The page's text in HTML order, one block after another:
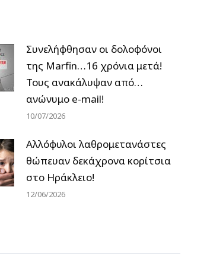
Συνελήφθησαν οι δολοφόνοι
της Marfin…16 χρόνια μετά!
Τους ανακάλυψαν από…
ανώνυμο e-mail!
10/07/2026
Αλλόφυλοι λαθρομετανάστες
θώπευαν δεκάχρονα κορίτσια
στο Ηράκλειο!
12/06/2026